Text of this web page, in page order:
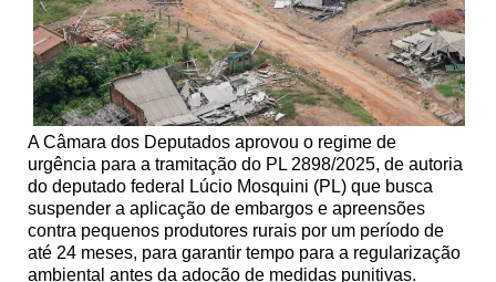
A Câmara dos Deputados aprovou o regime de
urgência para a tramitação do PL 2898/2025, de autoria
do deputado federal Lúcio Mosquini (PL) que busca
suspender a aplicação de embargos e apreensões
contra pequenos produtores rurais por um período de
até 24 meses, para garantir tempo para a regularização
ambiental antes da adoção de medidas punitivas.